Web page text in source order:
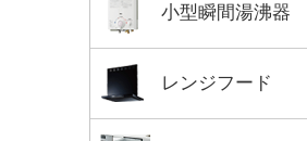
小型瞬間湯沸器
レンジフード